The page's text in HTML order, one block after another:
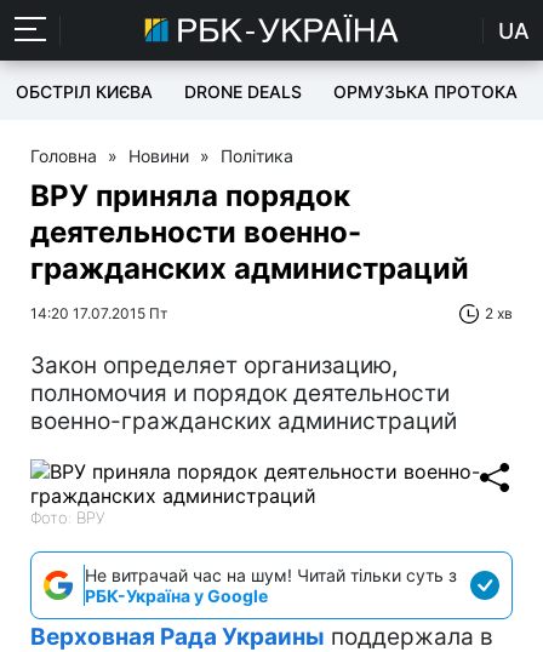
UA
ОБСТРІЛ КИЄВА DRONE DEALS ОРМУЗЬКА ПРОТОКА
Головна » Новини » Політика
ВРУ приняла порядок
деятельности военно-
гражданских администраций
14:20 17.07.2015 Пт 2 хв
Закон определяет организацию,
полномочия и порядок деятельности
военно-гражданских администраций
Фото: ВРУ
Не витрачай час на шум! Читай тільки суть з
РБК-Україна у Google
Верховная Рада Украины поддержала в